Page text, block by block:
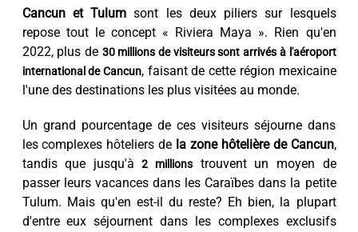
Cancun et Tulum sont les deux piliers sur lesquels
repose tout le concept « Riviera Maya ». Rien qu'en
2022, plus de 30 millions de visiteurs sont arrivés à l'aéroport
international de Cancun, faisant de cette région mexicaine
l'une des destinations les plus visitées au monde.
Un grand pourcentage de ces visiteurs séjourne dans
les complexes hôteliers de la zone hôtelière de Cancun,
tandis que jusqu'à2 millions trouvent un moyen de
passer leurs vacances dans les Caraïbes dans la petite
Tulum. Mais qu'en est-il du reste? Eh bien, la plupart
d'entre eux séjournent dans les complexes exclusifs